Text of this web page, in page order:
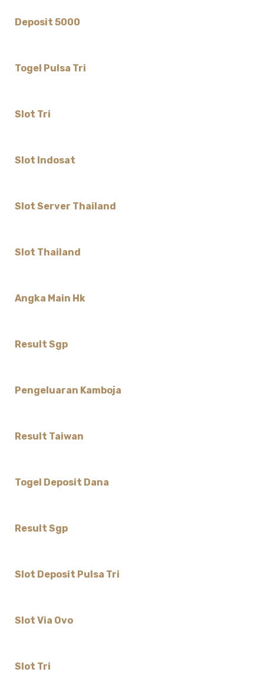
Deposit 5000
Togel Pulsa Tri
Slot Tri
Slot Indosat
Slot Server Thailand
Slot Thailand
Angka Main Hk
Result Sgp
Pengeluaran Kamboja
Result Taiwan
Togel Deposit Dana
Result Sgp
Slot Deposit Pulsa Tri
Slot Via Ovo
Slot Tri